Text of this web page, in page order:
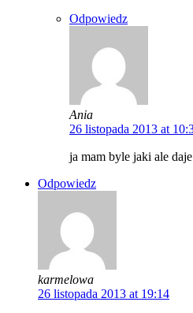
Odpowiedz
Ania
26 listopada 2013 at
ja mam byle jaki ale
Odpowiedz
karmelowa
26 listopada 2013 at 19:14